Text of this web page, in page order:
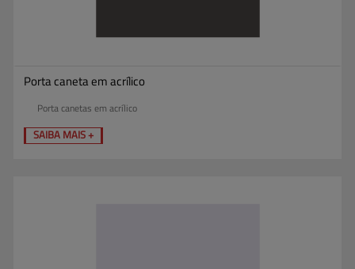
Porta caneta em acrílico
Porta canetas em acrílico
SAIBA MAIS +